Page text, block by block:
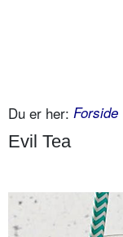
Du er her: Forside
Evil Tea